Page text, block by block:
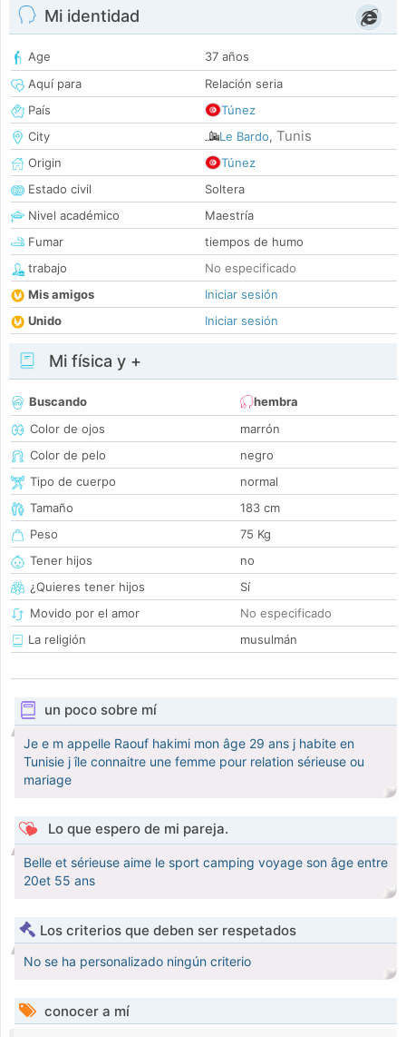
Mi identidad
Age
37 años
Aquí para
Relación seria
País
Túnez
City
Le Bardo, Tunis
Origin
Túnez
Estado civil
Soltera
Nivel académico
Maestría
Fumar
tiempos de humo
trabajo
No especificado
Mis amigos
Iniciar sesión
Unido
Iniciar sesión
Mi física y +
Buscando
hembra
Color de ojos
marrón
Color de pelo
negro
Tipo de cuerpo
normal
Tamaño
183 cm
Peso
75 Kg
Tener hijos
no
¿Quieres tener hijos
Sí
Movido por el amor
No especificado
La religión
musulmán
un poco sobre mí
Je e m appelle Raouf hakimi mon âge 29 ans j habite en
Tunisie j île connaitre une femme pour relation sérieuse ou
mariage
Lo que espero de mi pareja.
Belle et sérieuse aime le sport camping voyage son âge entre
20et 55 ans
Los criterios que deben ser respetados
No se ha personalizado ningún criterio
conocer a mí